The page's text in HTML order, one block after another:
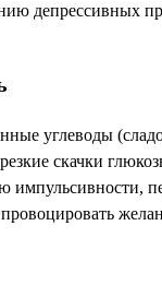
депрессивных
углеводы
скачки
импульсивности,